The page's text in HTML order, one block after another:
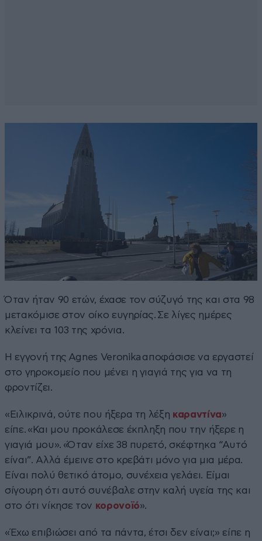
Όταν ήταν 90 ετών, έχασε τον σύζυγό της και στα 98
μετακόμισε στον οίκο ευγηρίας. Σε λίγες ημέρες
κλείνει τα 103 της χρόνια.
Η εγγονή της Agnes Veronika αποφάσισε να εργαστεί
στο γηροκομείο που μένει η γιαγιά της για να τη
φροντίζει.
«Ειλικρινά, ούτε που ήξερα τη λέξη καραντίνα»
είπε. «Και μου προκάλεσε έκπληξη που την ήξερε η
γιαγιά μου». «Όταν είχε 38 πυρετό, σκέφτηκα “Αυτό
είναι”. Αλλά έμεινε στο κρεβάτι μόνο για μια μέρα.
Είναι πολύ θετικό άτομο, συνέχεια γελάει. Είμαι
σίγουρη ότι αυτό συνέβαλε στην καλή υγεία της και
στο ότι νίκησε τον κορονοϊό».
«Έχω επιβιώσει από τα πάντα, έτσι δεν είναι;» είπε η